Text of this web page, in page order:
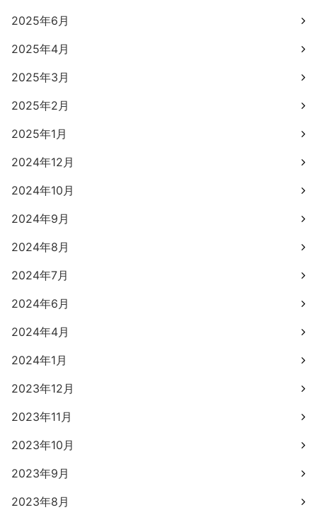
2025年6月
2025年4月
2025年3月
2025年2月
2025年1月
2024年12月
2024年10月
2024年9月
2024年8月
2024年7月
2024年6月
2024年4月
2024年1月
2023年12月
2023年11月
2023年10月
2023年9月
2023年8月